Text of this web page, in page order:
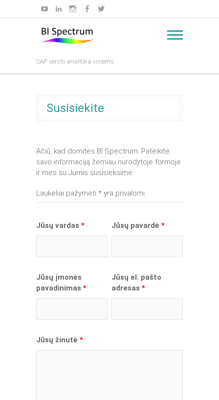
to
YouTubeLinkedInInstagramFacebook
SAP verslo analitika visiems.
Susisiekite
Ačiū, kad domitės BI Spectrum. Pateikite
savo informaciją žemiau nurodytoje formoje
ir mes su Jumis susisieksime.
Laukeliai pažymėti * yra privalomi.
Jūsų vardas * Jūsų pavardė *
Jūsų įmonės
pavadinimas *
Jūsų el. pašto
adresas *
Jūsų žinutė *